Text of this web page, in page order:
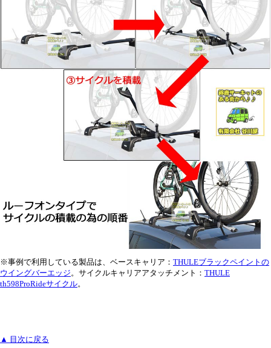
※事例で利用している製品は、ベースキャリア： THULEブラックペイントの
ウイングバーエッジ 。サイクルキャリアアタッチメント： THULE
th598ProRideサイクル。
▲ 目次に戻る